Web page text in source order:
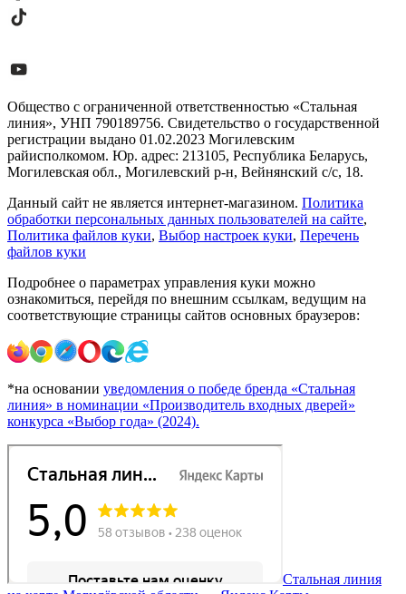
Общество с ограниченной ответственностью «Стальная
линия», УНП 790189756. Свидетельство о государственной
регистрации выдано 01.02.2023 Могилевским
райисполкомом. Юр. адрес: 213105, Республика Беларусь,
Могилевская обл., Могилевский р-н, Вейнянский с/с, 18.
Данный сайт не является интернет-магазином. Политика
обработки персональных данных пользователей на сайте,
Политика файлов куки, Выбор настроек куки, Перечень
файлов куки
Подробнее о параметрах управления куки можно
ознакомиться, перейдя по внешним ссылкам, ведущим на
соответствующие страницы сайтов основных браузеров:
*на основании уведомления о победе бренда «Стальная
линия» в номинации «Производитель входных дверей»
конкурса «Выбор года» (2024).
Стальная линия